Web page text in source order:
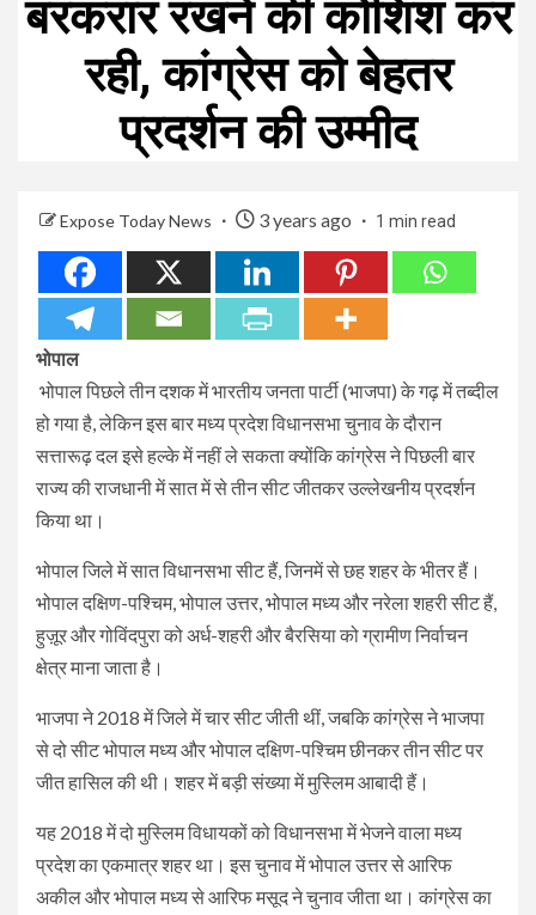
बरकरार रखने की कोशिश कर
रही, कांग्रेस को बेहतर
प्रदर्शन की उम्मीद
Expose Today News 3 years ago 1 min read
भोपाल
भोपाल पिछले तीन दशक में भारतीय जनता पार्टी (भाजपा) के गढ़ में तब्दील
हो गया है, लेकिन इस बार मध्य प्रदेश विधानसभा चुनाव के दौरान
सत्तारूढ़ दल इसे हल्के में नहीं ले सकता क्योंकि कांग्रेस ने पिछली बार
राज्य की राजधानी में सात में से तीन सीट जीतकर उल्लेखनीय प्रदर्शन
किया था।
भोपाल जिले में सात विधानसभा सीट हैं, जिनमें से छह शहर के भीतर हैं।
भोपाल दक्षिण-पश्चिम, भोपाल उत्तर, भोपाल मध्य और नरेला शहरी सीट हैं,
हुज़ूर और गोविंदपुरा को अर्ध-शहरी और बैरसिया को ग्रामीण निर्वाचन
क्षेत्र माना जाता है।
भाजपा ने 2018 में जिले में चार सीट जीती थीं, जबकि कांग्रेस ने भाजपा
से दो सीट भोपाल मध्य और भोपाल दक्षिण-पश्चिम छीनकर तीन सीट पर
जीत हासिल की थी। शहर में बड़ी संख्या में मुस्लिम आबादी हैं।
यह 2018 में दो मुस्लिम विधायकों को विधानसभा में भेजने वाला मध्य
प्रदेश का एकमात्र शहर था। इस चुनाव में भोपाल उत्तर से आरिफ
अकील और भोपाल मध्य से आरिफ मसूद ने चुनाव जीता था। कांग्रेस का